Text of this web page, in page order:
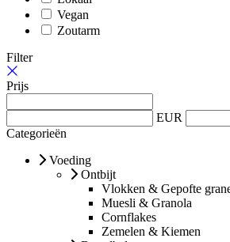
Vegan
Zoutarm
Filter
Prijs
EUR
Categorieën
Voeding
Ontbijt
Vlokken & Gepofte
Muesli & Granola
Cornflakes
Zemelen & Kiemen